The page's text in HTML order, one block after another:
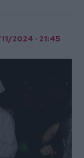
2024 · 21:45